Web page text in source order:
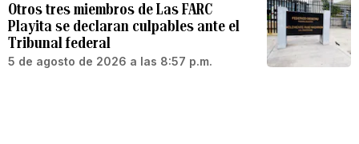
Otros tres miembros de Las FARC
Playita se declaran culpables ante el
Tribunal federal
5 de agosto de 2026 a las 8:57 p.m.